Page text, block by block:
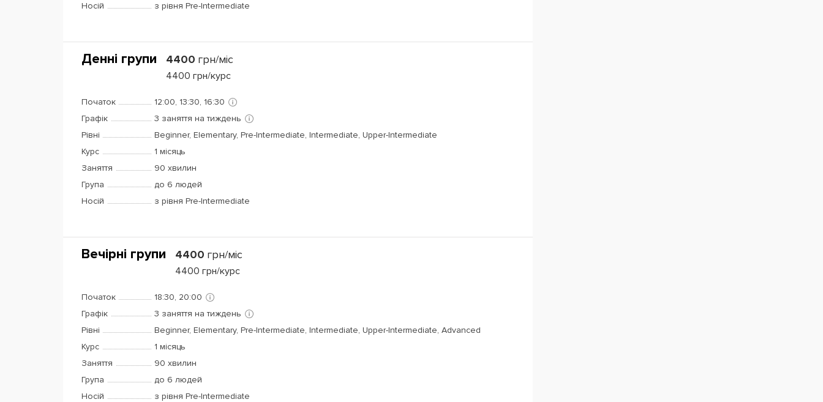
Носій
з рівня Pre-Intermediate
Денні групи 4400 грн/міс
4400 грн/курс
Початок
12:00, 13:30, 16:30
Графік
3 заняття на тиждень
Рівні
Beginner, Elementary, Pre-Intermediate, Intermediate, Upper-Intermediate
Курс
1 місяць
Заняття
90 хвилин
Група
до 6 людей
Носій
з рівня Pre-Intermediate
Вечірні групи 4400 грн/міс
4400 грн/курс
Початок
18:30, 20:00
Графік
3 заняття на тиждень
Рівні
Beginner, Elementary, Pre-Intermediate, Intermediate, Upper-Intermediate, Advanced
Курс
1 місяць
Заняття
90 хвилин
Група
до 6 людей
Носій
з рівня Pre-Intermediate